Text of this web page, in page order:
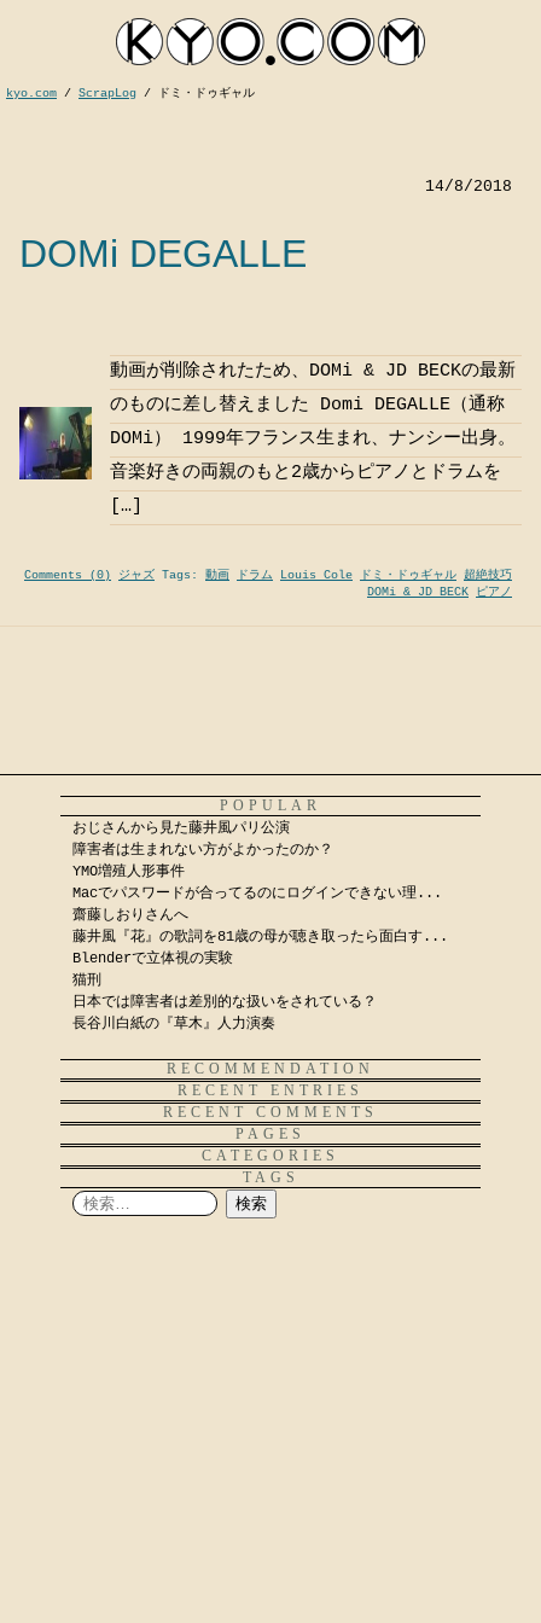
kyocom
kyo.com / ScrapLog / ドミ・ドゥギャル
14/8/2018
DOMi DEGALLE
動画が削除されたため、DOMi & JD BECKの最新
のものに差し替えました Domi DEGALLE（通称
DOMi） 1999年フランス生まれ、ナンシー出身。
音楽好きの両親のもと2歳からピアノとドラムを
[…]
Comments (0) ジャズ Tags: 動画 ドラム Louis Cole ドミ・ドゥギャル 超絶技巧
DOMi & JD BECK
ピアノ
POPULAR
おじさんから見た藤井風パリ公演
障害者は生まれない方がよかったのか？
YMO増殖人形事件
Macでパスワードが合ってるのにログインできない理...
齋藤しおりさんへ
藤井風『花』の歌詞を81歳の母が聴き取ったら面白す...
Blenderで立体視の実験
猫刑
日本では障害者は差別的な扱いをされている？
長谷川白紙の『草木』人力演奏
RECOMMENDATION
RECENT ENTRIES
RECENT COMMENTS
PAGES
CATEGORIES
TAGS